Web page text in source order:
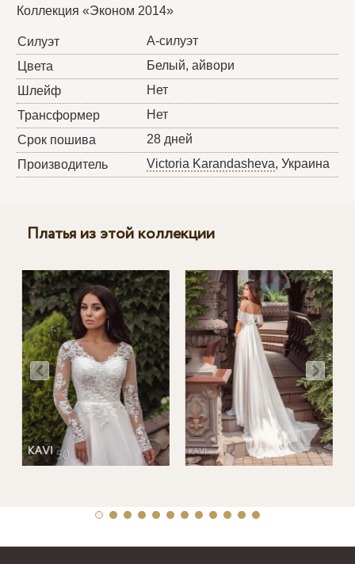
Коллекция «Эконом 2014»
Силуэт
А-силуэт
Цвета
Белый, айвори
Шлейф
Нет
Трансформер
Нет
Срок пошива
28 дней
Производитель
Victoria Karandasheva, Украина
Платья из этой коллекции